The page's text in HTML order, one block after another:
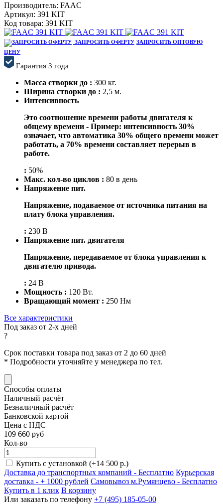
Производитель: FAAC
Артикул: 391 KIT
Код товара: 391 KIT
ЗАПРОСИТЬ ОФЕРТУ ЗАПРОСИТЬ ОПТОВУЮ
ЦЕНУ
Гарантия 3 года
Масса створки до : 300 кг.
Ширина створки до : 2,5 м.
Интенсивность
Это соотношение времени работы двигателя к
общему времени - Пример: интенсивность 30%
означает, что автоматика 30% общего времени может
работать, а 70% времени составляет перерыв в
работе.
: 50%
Макс. кол-во циклов : 80 в день
Напряжение пит.
Напряжение, подаваемое от источника питания на
плату блока управления.
: 230 В
Напряжение пит. двигателя
Напряжение, передаваемое от блока управления к
двигателю привода.
: 24 В
Мощность : 120 Вт.
Вращающий момент : 250 Нм
Все характеристики
Под заказ от 2-х дней
?
Срок поставки товара под заказ от 2 до 60 дней
* Подробности уточняйте у менеджера по тел.
Способы оплаты
Наличный расчёт
Безналичный расчёт
Банковской картой
Цена с НДС
109 660 руб
Кол-во
Купить с установкой (+14 500 р.)
Доставка до транспортных компаний - Бесплатно Курьерская
доставка - + 1000 рублей Самовывоз м.Румянцево - Бесплатно
Купить в 1 клик В корзину
Или заказать по телефону +7 (495) 185-05-00